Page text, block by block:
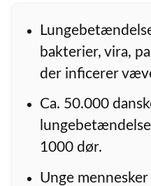
bakterier, vira,
der inficerer
Ca. 50.000
1000 dør.
Unge